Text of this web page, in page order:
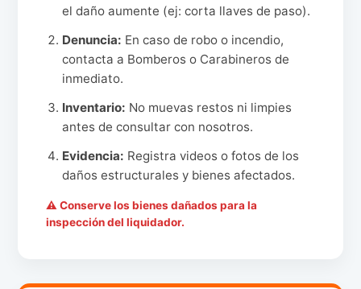
el daño aumente (ej: corta llaves de paso).
Denuncia: En caso de robo o incendio,
contacta a Bomberos o Carabineros de
inmediato.
Inventario: No muevas restos ni limpies
antes de consultar con nosotros.
Evidencia: Registra videos o fotos de los
daños estructurales y bienes afectados.
⚠ Conserve los bienes dañados para la
inspección del liquidador.